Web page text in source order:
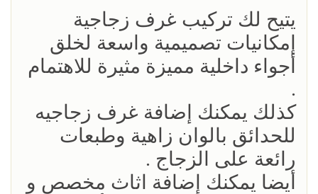
يتيح لك تركيب غرف زجاجية
إمكانيات تصميمية واسعة لخلق
أجواء داخلية مميزة مثيرة للاهتمام
.
كذلك يمكنك إضافة غرف زجاجيه
للحدائق بالوان زاهية وطبعات
رائعة على الزجاج .
أيضا يمكنك إضافة اثاث مخصص و